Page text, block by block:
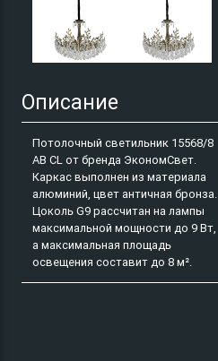
Описание
Потолочный светильник 15568/8
AB CL от бренда ЭкономСвет.
Каркас выполнен из материала
алюминий, цвет античная бронза.
Цоколь G9 рассчитан на лампы
максимальной мощности до 9 Вт,
а максимальная площадь
освещения составит до 8 м².